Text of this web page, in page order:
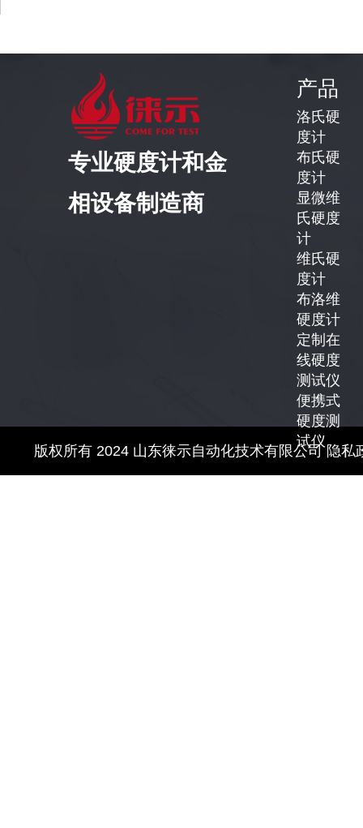
专业硬度计和金
相设备制造商
产品
洛氏硬
度计
布氏硬
度计
显微维
氏硬度
计
维氏硬
度计
布洛维
硬度计
定制在
线硬度
测试仪
便携式
硬度测
试仪
版权所有 2024 山东徕示自动化技术有限公司 隐私